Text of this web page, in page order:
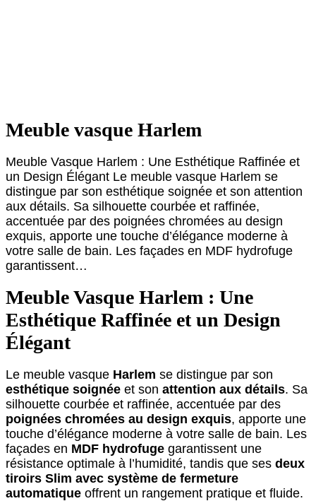
Meuble vasque Harlem
Meuble Vasque Harlem : Une Esthétique Raffinée et
un Design Élégant Le meuble vasque Harlem se
distingue par son esthétique soignée et son attention
aux détails. Sa silhouette courbée et raffinée,
accentuée par des poignées chromées au design
exquis, apporte une touche d’élégance moderne à
votre salle de bain. Les façades en MDF hydrofuge
garantissent…
Meuble Vasque Harlem : Une
Esthétique Raffinée et un Design
Élégant
Le meuble vasque Harlem se distingue par son
esthétique soignée et son attention aux détails. Sa
silhouette courbée et raffinée, accentuée par des
poignées chromées au design exquis, apporte une
touche d’élégance moderne à votre salle de bain. Les
façades en MDF hydrofuge garantissent une
résistance optimale à l’humidité, tandis que ses deux
tiroirs Slim avec système de fermeture
automatique offrent un rangement pratique et fluide.